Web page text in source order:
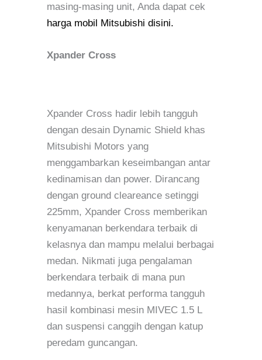
masing-masing unit, Anda dapat cek
harga mobil Mitsubishi disini.
Xpander Cross
Xpander Cross hadir lebih tangguh
dengan desain Dynamic Shield khas
Mitsubishi Motors yang
menggambarkan keseimbangan antar
kedinamisan dan power. Dirancang
dengan ground cleareance setinggi
225mm, Xpander Cross memberikan
kenyamanan berkendara terbaik di
kelasnya dan mampu melalui berbagai
medan. Nikmati juga pengalaman
berkendara terbaik di mana pun
medannya, berkat performa tangguh
hasil kombinasi mesin MIVEC 1.5 L
dan suspensi canggih dengan katup
peredam guncangan.